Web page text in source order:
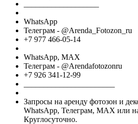
WhatsApp
Телеграм - @Arenda_Fotozon_ru
+7 977 466-05-14
WhatsApp, МАХ
Телеграм - @Arendafotozonru
+7 926 341-12-99
Запросы на аренду фотозон и
WhatsApp, Телеграм, МАХ или
Круглосуточно.